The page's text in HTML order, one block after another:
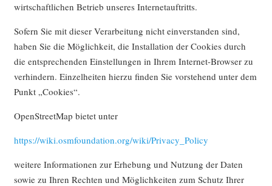
wirtschaftlichen Betrieb unseres Internetauftritts.
Sofern Sie mit dieser Verarbeitung nicht einverstanden sind,
haben Sie die Möglichkeit, die Installation der Cookies durch
die entsprechenden Einstellungen in Ihrem Internet-Browser zu
verhindern. Einzelheiten hierzu finden Sie vorstehend unter dem
Punkt „Cookies“.
OpenStreetMap bietet unter
https://wiki.osmfoundation.org/wiki/Privacy_Policy
weitere Informationen zur Erhebung und Nutzung der Daten
sowie zu Ihren Rechten und Möglichkeiten zum Schutz Ihrer